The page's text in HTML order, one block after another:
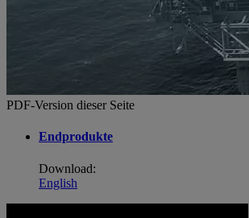
PDF-Version dieser Seite
Endprodukte
Download:
English